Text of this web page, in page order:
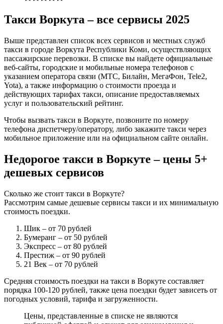
Такси Воркута – все сервисы 2025
Выше представлен список всех сервисов и местных служб
такси в городе Воркута Республики Коми, осуществляющих
пассажирские перевозки. В списке вы найдете официальные
веб-сайты, городские и мобильные номера телефонов с
указанием оператора связи (МТС, Билайн, МегаФон, Tele2,
Yota), а также информацию о стоимости проезда и
действующих тарифах такси, описание предоставляемых
услуг и пользовательский рейтинг.
Чтобы вызвать такси в Воркуте, позвоните по номеру
телефона диспетчеру/оператору, либо закажите такси через
мобильное приложение или на официальном сайте онлайн.
Недорогое такси в Воркуте – цены 5+
дешевых сервисов
Сколько же стоит такси в Воркуте?
Рассмотрим самые дешевые сервисы такси и их минимальную
стоимость поездки.
Шик – от 70 рублей
Бумеранг – от 50 рублей
Экспресс – от 80 рублей
Престиж – от 90 рублей
21 Век – от 70 рублей
Средняя стоимость поездки на такси в Воркуте составляет
порядка 100-120 рублей, также цена поездки будет зависеть от
погодных условий, тарифа и загруженности.
Цены, представленные в списке не являются